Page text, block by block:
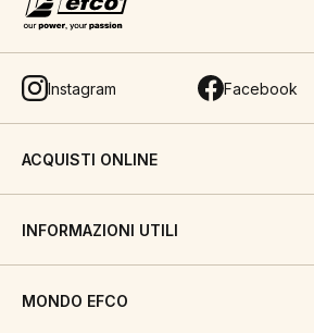
Instagram Facebook
ACQUISTI ONLINE
INFORMAZIONI UTILI
MONDO EFCO